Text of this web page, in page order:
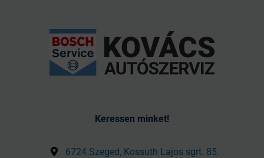
Keressen minket!
6724 Szeged, Kossuth Lajos sgrt. 85.